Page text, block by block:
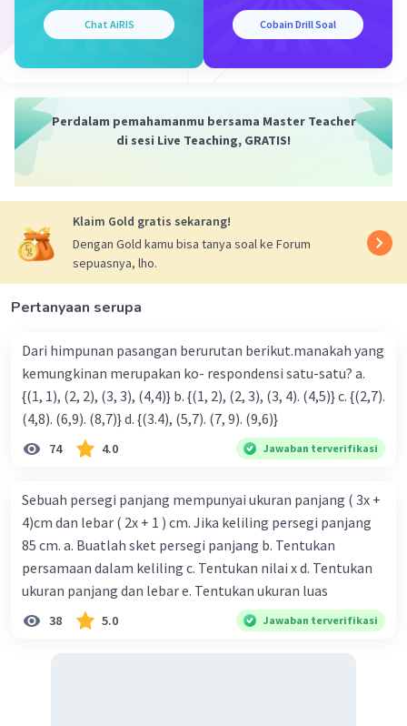
Chat AiRIS Cobain Drill Soal
Perdalam pemahamanmu bersama Master Teacher
di sesi Live Teaching, GRATIS!
Klaim Gold gratis sekarang!
Dengan Gold kamu bisa tanya soal ke Forum
sepuasnya, lho.
Pertanyaan serupa
Dari himpunan pasangan berurutan berikut.manakah yang
kemungkinan merupakan ko- respondensi satu-satu? a.
{(1, 1), (2, 2), (3, 3), (4,4)} b. {(1, 2), (2, 3), (3, 4). (4,5)} c. {(2,7).
(4,8). (6,9). (8,7)} d. {(3.4), (5,7). (7, 9). (9,6)}
74 4.0 Jawaban terverifikasi
Sebuah persegi panjang mempunyai ukuran panjang ( 3x +
4)cm dan lebar ( 2x + 1 ) cm. Jika keliling persegi panjang
85 cm. a. Buatlah sket persegi panjang b. Tentukan
persamaan dalam keliling c. Tentukan nilai x d. Tentukan
ukuran panjang dan lebar e. Tentukan ukuran luas
38 5.0 Jawaban terverifikasi